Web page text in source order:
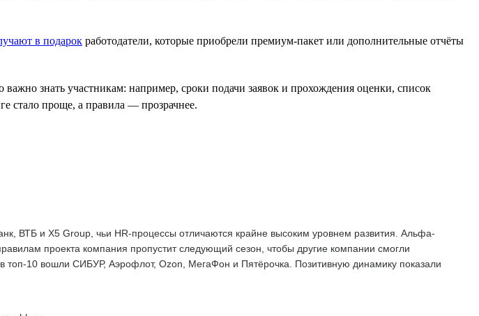
в подарок работодатели, которые приобрели премиум-пакет или дополнительные отчёты
важно знать участникам: например, сроки подачи заявок и прохождения оценки, список
стало проще, а правила — прозрачнее.
ВТБ и X5 Group, чьи HR-процессы отличаются крайне высоким уровнем развития. Альфа-
проекта компания пропустит следующий сезон, чтобы другие компании смогли
топ-10 вошли СИБУР, Аэрофлот, Ozon, МегаФон и Пятёрочка. Позитивную динамику показали